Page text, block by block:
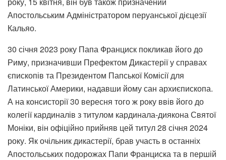
Апостольським Адміністратором перуанської дієцезії
Кальяо.
30 січня 2023 року Папа Франциск покликав його до
Риму, призначивши Префектом Дикастерії у справах
єпископів та Президентом Папської Комісії для
Латинської Америки, надавши йому сан архиєпископа.
А на консисторії 30 вересня того ж року ввів його до
колегії кардиналів з титулом кардинала-диякона Святої
Моніки, він офіційно прийняв цей титул 28 січня 2024
року. Як очільник дикастерії, брав участь в останніх
Апостольських подорожах Папи Франциска та в першій